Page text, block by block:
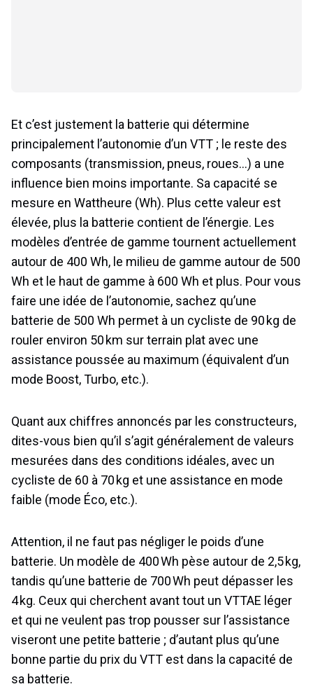
Et c’est justement la batterie qui détermine
principalement l’autonomie d’un VTT ; le reste des
composants (transmission, pneus, roues…) a une
influence bien moins importante. Sa capacité se
mesure en Wattheure (Wh). Plus cette valeur est
élevée, plus la batterie contient de l’énergie. Les
modèles d’entrée de gamme tournent actuellement
autour de 400 Wh, le milieu de gamme autour de 500
Wh et le haut de gamme à 600 Wh et plus. Pour vous
faire une idée de l’autonomie, sachez qu’une
batterie de 500 Wh permet à un cycliste de 90 kg de
rouler environ 50 km sur terrain plat avec une
assistance poussée au maximum (équivalent d’un
mode Boost, Turbo, etc.).
Quant aux chiffres annoncés par les constructeurs,
dites-vous bien qu’il s’agit généralement de valeurs
mesurées dans des conditions idéales, avec un
cycliste de 60 à 70 kg et une assistance en mode
faible (mode Éco, etc.).
Attention, il ne faut pas négliger le poids d’une
batterie. Un modèle de 400 Wh pèse autour de 2,5 kg,
tandis qu’une batterie de 700 Wh peut dépasser les
4 kg. Ceux qui cherchent avant tout un VTTAE léger
et qui ne veulent pas trop pousser sur l’assistance
viseront une petite batterie ; d’autant plus qu’une
bonne partie du prix du VTT est dans la capacité de
sa batterie.